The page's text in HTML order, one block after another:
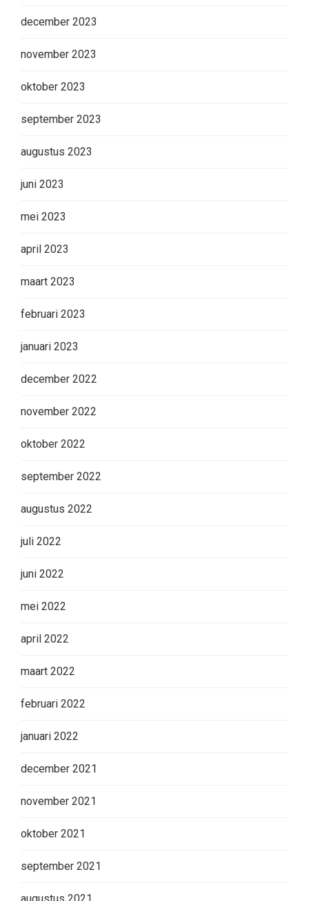
december 2023
november 2023
oktober 2023
september 2023
augustus 2023
juni 2023
mei 2023
april 2023
maart 2023
februari 2023
januari 2023
december 2022
november 2022
oktober 2022
september 2022
augustus 2022
juli 2022
juni 2022
mei 2022
april 2022
maart 2022
februari 2022
januari 2022
december 2021
november 2021
oktober 2021
september 2021